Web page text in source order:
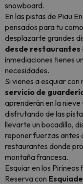
snowboard.
En las pistas de Piau
pensados para tu
desplazarte grandes
desde restaurantes
inmediaciones tienes
necesidades.
Si vienes a esquiar
servicio de
aprenderán en la
disfrutando de las
llevarte un bocadillo,
reponer fuerzas antes
restaurantes donde
montaña francesa.
Esquiar en los
Reserva con